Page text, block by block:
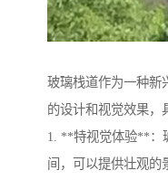
玻璃栈道作为一种新
的设计和视觉效果，
1. **特视觉体验**：
间，可以提供壮观的